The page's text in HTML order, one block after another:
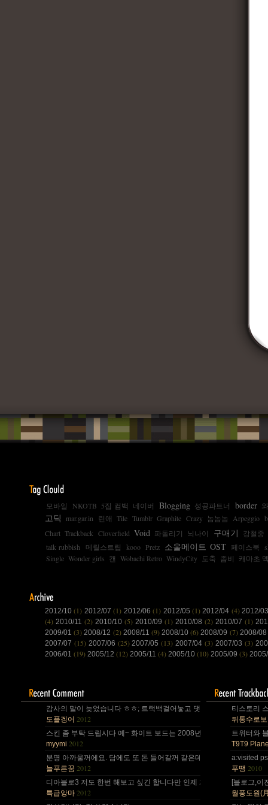
모바일 NKOTB 5집 컴백 네이버 Blogging 성공파트너 border
고딕 mar.gar.in 린애 Tile Tumblr Graphite Crazy 놈놈놈 Arpeggio
Chart Trackback Cloverfield Void 파돌리기 뇌나이 구매기
강철중
talk rubbish
메릴스트립 kooo Pretz 소울메이트 OST 페이스북
Single Wonder girls 캔 Wobachi Retro WindyCity 도축 좀비 캐마초
2012/10(1) 2012/07(1) 2012/06(1) 2012/05 (1) 2012/04 (4) 2012/
(4) 2010/11(2) 2010/10(5) 2010/09(1) 2010/08(2) 2010/07(1)
2009/01(3) 2008/12 (2) 2008/11 (9) 2008/10(6) 2008/09 (7) 2008/08
2007/07 (15) 2007/06 (25) 2007/05(13) 2007/04(3) 2007/03 (3)
2006/01 (19) 2005/12 (12) 2005/11 (4) 2005/10 (10) 2005/09 (3)
감사의 말이 늦었습니다 ㅎㅎ; 트랙백걸어놓고 댓글 쓴다는걸 깜박 ㅎ
도플겡어 2012
스킨 좀 부탁 드립시다 예~ 화이트 보드는 2008년,그리고 4년 넘었네
myymi 2012
분명 아까울꺼에요. 담에도 또 돈 들어갈꺼 같은데.. Mac을 저한테 주
늘푸른꿈 2012
디아블로3 저도 한번 해보고 싶긴 합니다만 인제 게임은 왠지 안땡기
특급앙마 2012
티스토리
뒤통수로
트위터와
T9T9
a:visited
푸땡 2010
[블로그,이
월풍도원(